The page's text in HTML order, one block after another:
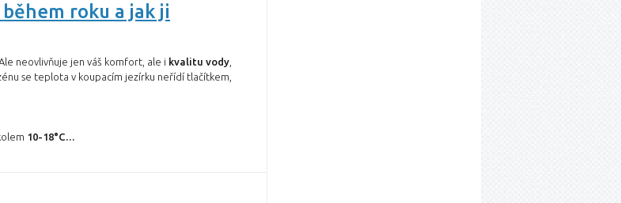
roku a jak ji
neovlivňuje jen váš komfort, ale i kvalitu vody
se teplota v koupacím jezírku neřídí tlačítkem,
10-18°C…